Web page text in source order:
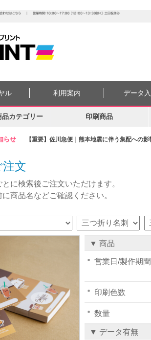
らせ 【重要】佐川急便｜熊本地震に伴う集配への
ル 利用案内 データ
品カテゴリー 印刷商品
文
に検索後ご注文いただけます。
商品名などご確認ください。
▼ 商品
営業日/製作期間
印刷色数
数量
▼ データ有無